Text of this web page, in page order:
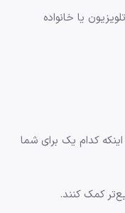
یا خانواده
کدام یک برای شما
کمک کنند.